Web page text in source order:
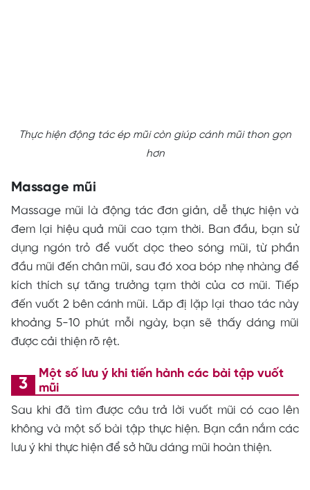
Thực hiện động tác ép mũi còn giúp cánh mũi thon gọn
hơn
Massage mũi
Massage mũi là động tác đơn giản, dễ thực hiện và
đem lại hiệu quả mũi cao tạm thời. Ban đầu, bạn sử
dụng ngón trỏ để vuốt dọc theo sóng mũi, từ phần
đầu mũi đến chân mũi, sau đó xoa bóp nhẹ nhàng để
kích thích sự tăng trưởng tạm thời của cơ mũi. Tiếp
đến vuốt 2 bên cánh mũi. Lăp đị lặp lại thao tác này
khoảng 5-10 phút mỗi ngày, bạn sẽ thấy dáng mũi
được cải thiện rõ rệt.
Một số lưu ý khi tiến hành các bài tập vuốt
mũi
Sau khi đã tìm được câu trả lời vuốt mũi có cao lên
không và một số bài tập thực hiện. Bạn cần nắm các
lưu ý khi thực hiện để sở hữu dáng mũi hoàn thiện.